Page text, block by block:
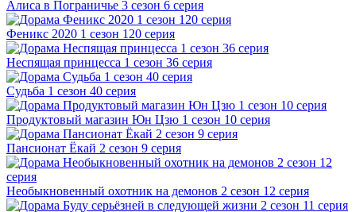
Алиса в Пограничье 3 сезон 6 серия
Феникс 2020 1 сезон 120 серия
Неспящая принцесса 1 сезон 36 серия
Судьба 1 сезон 40 серия
Продуктовый магазин Юн Цзю 1 сезон 10 серия
Пансионат Ёкай 2 сезон 9 серия
Необыкновенный охотник на демонов 2 сезон 12 серия